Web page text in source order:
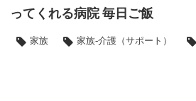
ってくれる病院 毎日ご飯
家族 家族-介護（サポート）